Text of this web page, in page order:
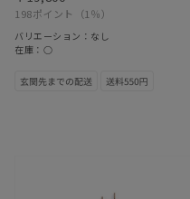
198ポイント （1％）
バリエーション：なし
在庫：○